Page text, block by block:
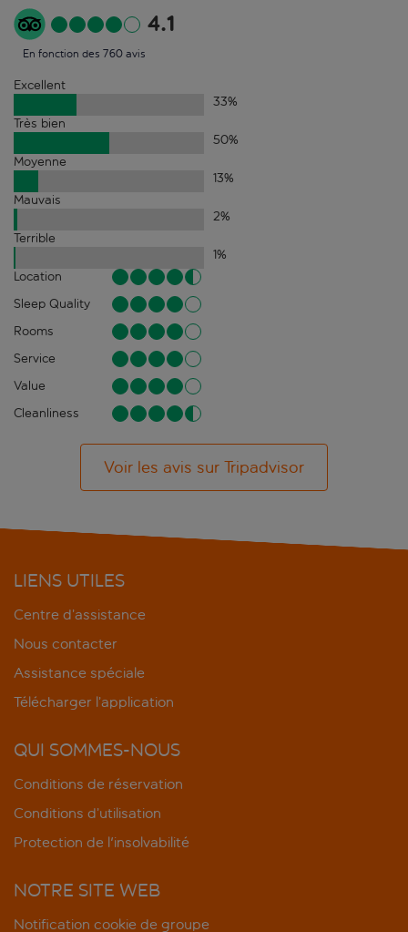
4.1
En fonction des 760 avis
Excellent
33%
Très bien
50%
Moyenne
13%
Mauvais
2%
Terrible
1%
Location
Sleep Quality
Rooms
Service
Value
Cleanliness
Voir les avis sur Tripadvisor
LIENS UTILES
Centre d’assistance
Nous contacter
Assistance spéciale
Télécharger l’application
QUI SOMMES-NOUS
Conditions de réservation
Conditions d’utilisation
Protection de l'insolvabilité
NOTRE SITE WEB
Notification cookie de groupe